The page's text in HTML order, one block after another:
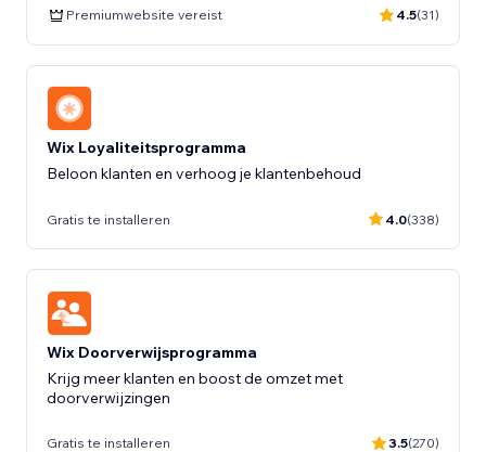
Premiumwebsite vereist 4.5(31)
Wix Loyaliteitsprogramma
Beloon klanten en verhoog je klantenbehoud
Gratis te installeren 4.0(338)
Wix Doorverwijsprogramma
Krijg meer klanten en boost de omzet met
doorverwijzingen
Gratis te installeren 3.5(270)